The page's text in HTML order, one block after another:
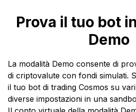
Prova il tuo bot
Demo
La modalità Demo consente di
di criptovalute con fondi simulati.
il tuo bot di trading Cosmos su
diverse impostazioni in una